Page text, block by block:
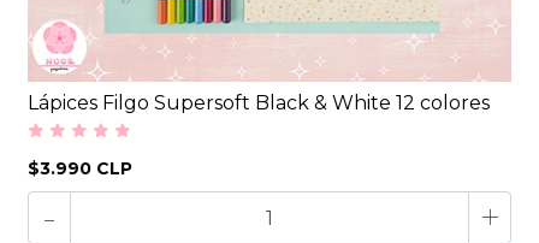
Lápices Filgo Supersoft Black & White 12 colores
$3.990 CLP
- +